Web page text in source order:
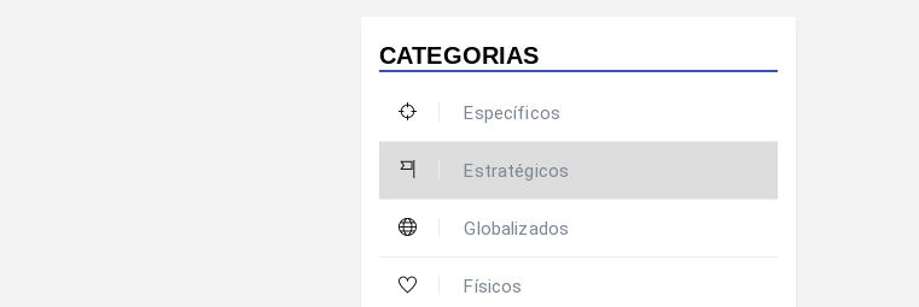
CATEGORIAS
Específicos
Estratégicos
Globalizados
Físicos